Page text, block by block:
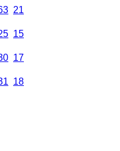
21
15
17
18